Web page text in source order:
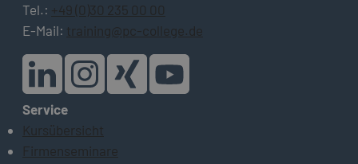
Tel.: +49 (0)30 235 00 00
E-Mail: training@pc-college.de
Service
Kursübersicht
Firmenseminare